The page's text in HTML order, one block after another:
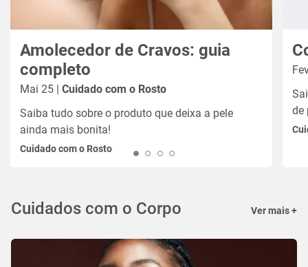
Amolecedor de Cravos: guia
completo
Mai 25 | Cuidado com o Rosto
Saiba tudo sobre o produto que deixa a pele
ainda mais bonita!
Cuidado com o Rosto
de
Cuidados com o Corpo Ver mais +